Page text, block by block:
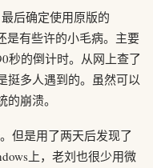
后确定使用原版的
是有些许的小毛病。主要
秒的倒计时。从网上查了
挺多人遇到的。虽然可以
崩溃。
但是用了两天后发现了
上，老刘也很少用微